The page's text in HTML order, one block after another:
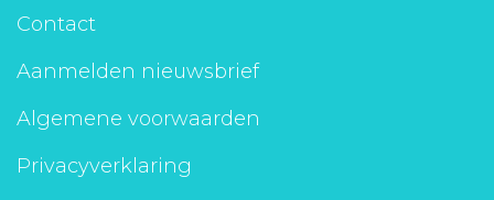
Contact
Aanmelden nieuwsbrief
Algemene voorwaarden
Privacyverklaring